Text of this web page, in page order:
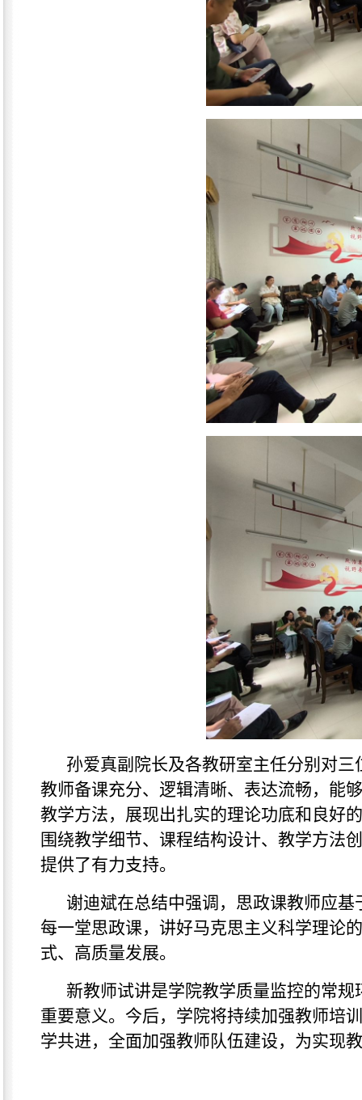
孙爱真副院长及各教研室主任分别对
教师备课充分、逻辑清晰、表达流畅，能
教学方法，展现出扎实的理论功底和良好
围绕教学细节、课程结构设计、教学方法
提供了有力支持。
谢迪斌在总结中强调，思政课教师应
每一堂思政课，讲好马克思主义科学理论
式、高质量发展。
新教师试讲是学院教学质量监控的常
重要意义。今后，学院将持续加强教师培
学共进，全面加强教师队伍建设，为实现